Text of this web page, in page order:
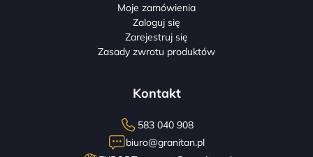
Moje zamówienia
Zaloguj się
Zarejestruj się
Zasady zwrotu produktów
Kontakt
583 040 908
biuro@granitan.pl